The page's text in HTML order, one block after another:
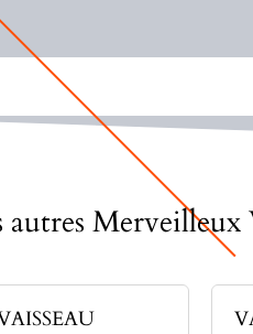
autres Merveilleux